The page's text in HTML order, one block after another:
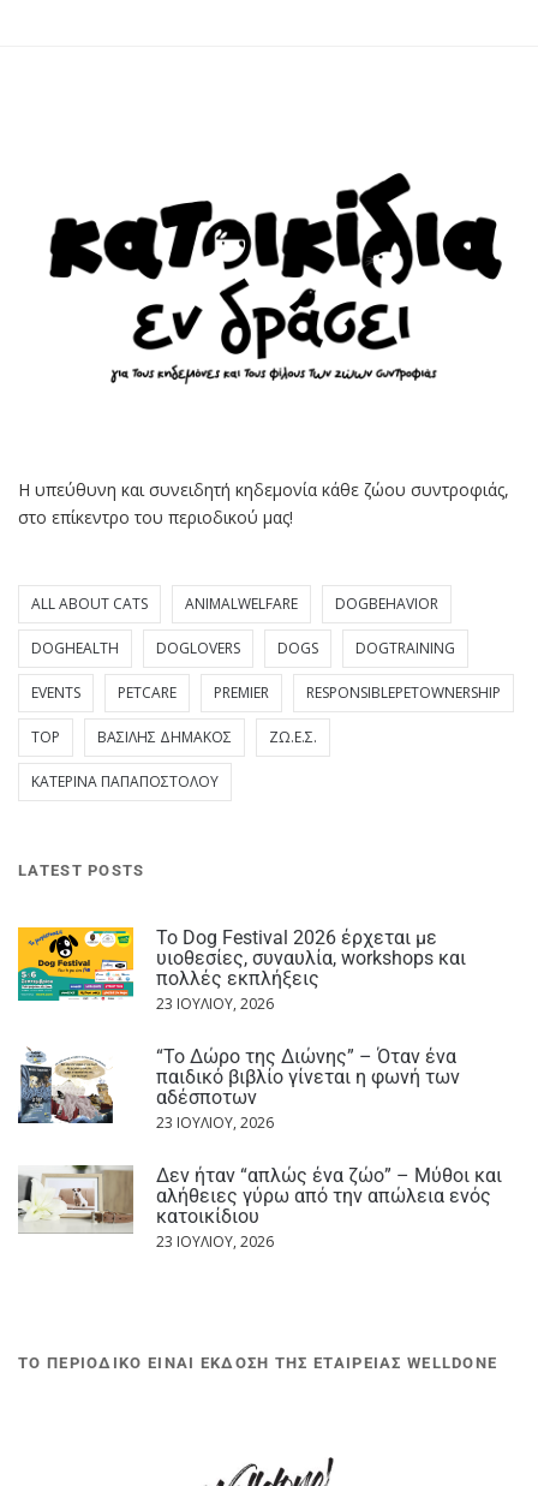
Η υπεύθυνη και συνειδητή κηδεμονία κάθε ζώου συντροφιάς,
στο επίκεντρο του περιοδικού μας!
ALL ABOUT CATS ANIMALWELFARE DOGBEHAVIOR
DOGHEALTH DOGLOVERS DOGS DOGTRAINING
EVENTS PETCARE PREMIER RESPONSIBLEPETOWNERSHIP
TOP ΒΑΣΊΛΗΣ ΔΗΜΆΚΟΣ ΖΩ.Ε.Σ.
ΚΑΤΕΡΊΝΑ ΠΑΠΑΠΟΣΤΌΛΟΥ
LATEST POSTS
Το Dog Festival 2026 έρχεται με
υιοθεσίες, συναυλία, workshops και
πολλές εκπλήξεις
23 ΙΟΥΛΊΟΥ, 2026
“Το Δώρο της Διώνης” – Όταν ένα
παιδικό βιβλίο γίνεται η φωνή των
αδέσποτων
23 ΙΟΥΛΊΟΥ, 2026
Δεν ήταν “απλώς ένα ζώο” – Μύθοι και
αλήθειες γύρω από την απώλεια ενός
κατοικίδιου
23 ΙΟΥΛΊΟΥ, 2026
ΤΟ ΠΕΡΙΟΔΙΚΟ ΕΙΝΑΙ ΕΚΔΟΣΗ ΤΗΣ ΕΤΑΙΡΕΙΑΣ WELLDONE